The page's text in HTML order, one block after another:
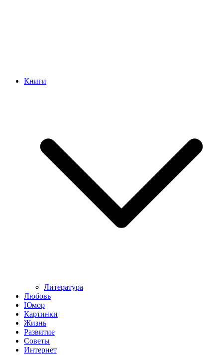
Книги
Литература
Любовь
Юмор
Картинки
Жизнь
Развитие
Советы
Интернет